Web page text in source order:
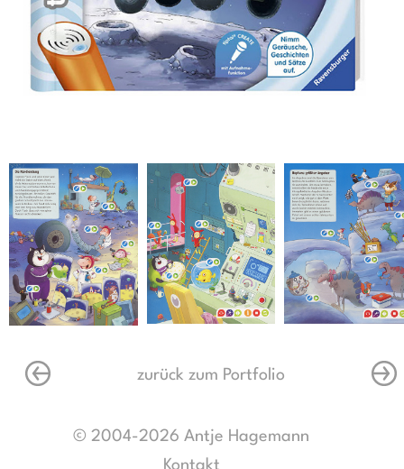
zurück zum Portfolio
© 2004-2026 Antje Hagemann
Kontakt